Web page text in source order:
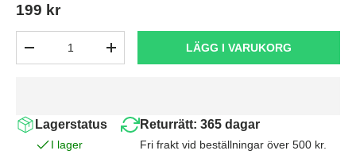
199 kr
+ LÄGG I VARUKORG
Lagerstatus
I lager
Returrätt: 365 dagar
Fri frakt vid beställningar över 500 kr.